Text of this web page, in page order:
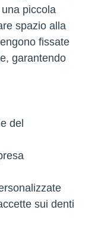
piccola
spazio alla
fissate
garantendo
del
sui denti